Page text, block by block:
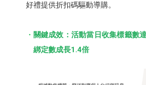
好禮提供折扣碼驅動導購。
關鍵成效：活動當日收集標籤數
綁定數成長1.4倍